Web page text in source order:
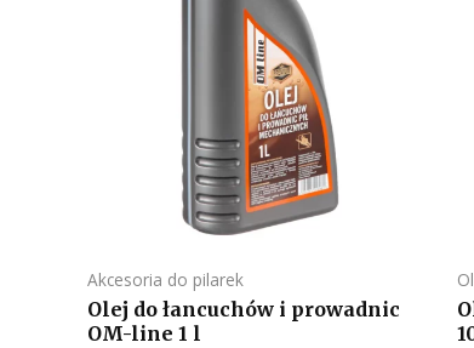
Akcesoria do pilarek
Olej do łancuchów i prowadnic
OM-line 1 l